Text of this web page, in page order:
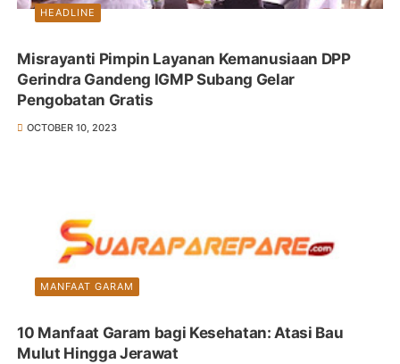
HEADLINE
Misrayanti Pimpin Layanan Kemanusiaan DPP
Gerindra Gandeng IGMP Subang Gelar
Pengobatan Gratis
OCTOBER 10, 2023
MANFAAT GARAM
10 Manfaat Garam bagi Kesehatan: Atasi Bau
Mulut Hingga Jerawat